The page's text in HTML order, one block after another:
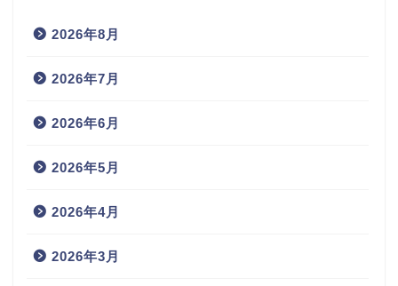
2026年8月
2026年7月
2026年6月
2026年5月
2026年4月
2026年3月